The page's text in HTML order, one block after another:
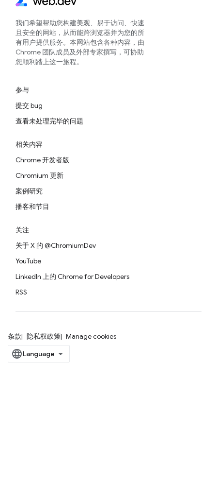
我们希望帮助您构建美观、易于访问、快速
且安全的网站，从而能跨浏览器并为您的所
有用户提供服务。本网站包含各种内容，由
Chrome 团队成员及外部专家撰写，可协助
您顺利踏上这一旅程。
参与
提交 bug
查看未处理完毕的问题
相关内容
Chrome 开发者版
Chromium 更新
案例研究
播客和节目
关注
关于 X 的 @ChromiumDev
YouTube
LinkedIn 上的 Chrome for Developers
RSS
条款 隐私权政策 Manage cookies